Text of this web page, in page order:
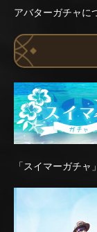
アバターガチャに
「スイマーガチャ